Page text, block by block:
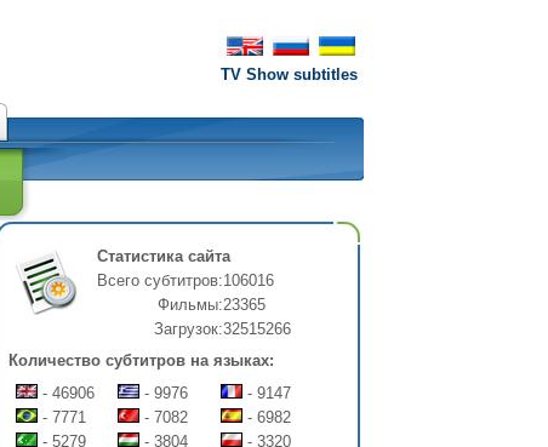
TV Show subtitles
Статистика сайта
Всего субтитров:106016
Фильмы:23365
Загрузок:32515266
Количество субтитров на языках:
- 46906
- 9976
- 9147
- 7771
- 7082
- 6982
- 5279
- 3804
- 3320